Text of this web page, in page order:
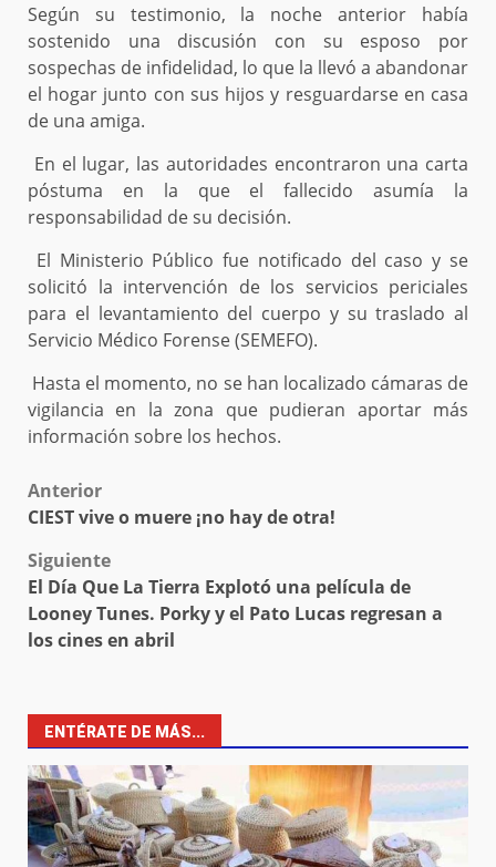
Según su testimonio, la noche anterior había
sostenido una discusión con su esposo por
sospechas de infidelidad, lo que la llevó a abandonar
el hogar junto con sus hijos y resguardarse en casa
de una amiga.
En el lugar, las autoridades encontraron una carta
póstuma en la que el fallecido asumía la
responsabilidad de su decisión.
El Ministerio Público fue notificado del caso y se
solicitó la intervención de los servicios periciales
para el levantamiento del cuerpo y su traslado al
Servicio Médico Forense (SEMEFO).
Hasta el momento, no se han localizado cámaras de
vigilancia en la zona que pudieran aportar más
información sobre los hechos.
Post
Anterior
CIEST vive o muere ¡no hay de otra!
Siguiente
El Día Que La Tierra Explotó una película de
Looney Tunes. Porky y el Pato Lucas regresan a
los cines en abril
ENTÉRATE DE MÁS...